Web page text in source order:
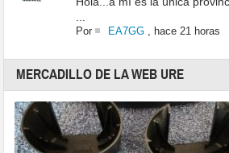
Por EA7GG, hace 21 horas
MERCADILLO DE LA WEB URE